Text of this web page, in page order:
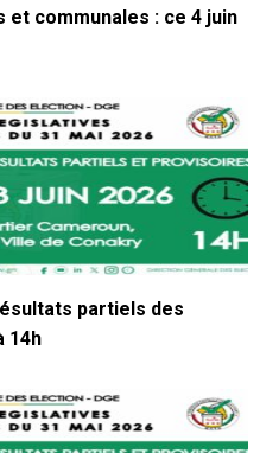
communales : ce 4 juin
partiels des
14h